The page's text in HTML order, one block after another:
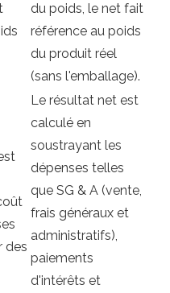
du poids, le net fait
référence au poids
du produit réel
(sans l'emballage).
des
Le résultat net est
calculé en
soustrayant les
dépenses telles
que SG & A (vente,
frais généraux et
administratifs),
paiements
d'intérêts et